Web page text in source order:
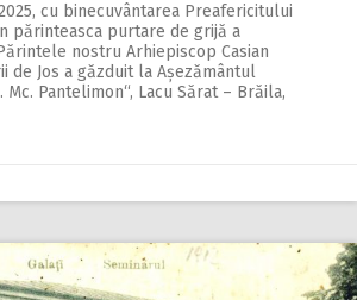
cu binecuvântarea Preafericitului
părinteasca purtare de grijă a
nostru Arhiepiscop Casian
de Jos a găzduit la Așezământul
Mc. Pantelimon“, Lacu Sărat – Brăila,